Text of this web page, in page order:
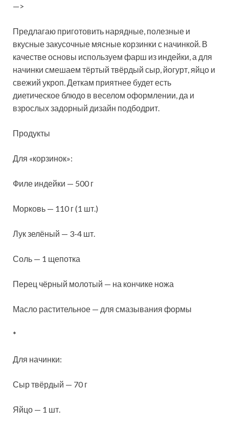
—>
Предлагаю приготовить нарядные, полезные и
вкусные закусочные мясные корзинки с начинкой. В
качестве основы используем фарш из индейки, а для
начинки смешаем тёртый твёрдый сыр, йогурт, яйцо и
свежий укроп. Деткам приятнее будет есть
диетическое блюдо в веселом оформлении, да и
взрослых задорный дизайн подбодрит.
Продукты
Для «корзинок»:
Филе индейки — 500 г
Морковь — 110 г (1 шт.)
Лук зелёный — 3-4 шт.
Соль — 1 щепотка
Перец чёрный молотый — на кончике ножа
Масло растительное — для смазывания формы
*
Для начинки:
Сыр твёрдый — 70 г
Яйцо — 1 шт.